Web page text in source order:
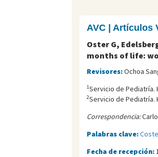
AVC | Artículos
Oster G,
months of life:
Revisores:Ochoa
1Servicio de Pediatría.
2Servicio de Pediatría.
Correspondencia:
Palabras clave:
Fecha de recepción: